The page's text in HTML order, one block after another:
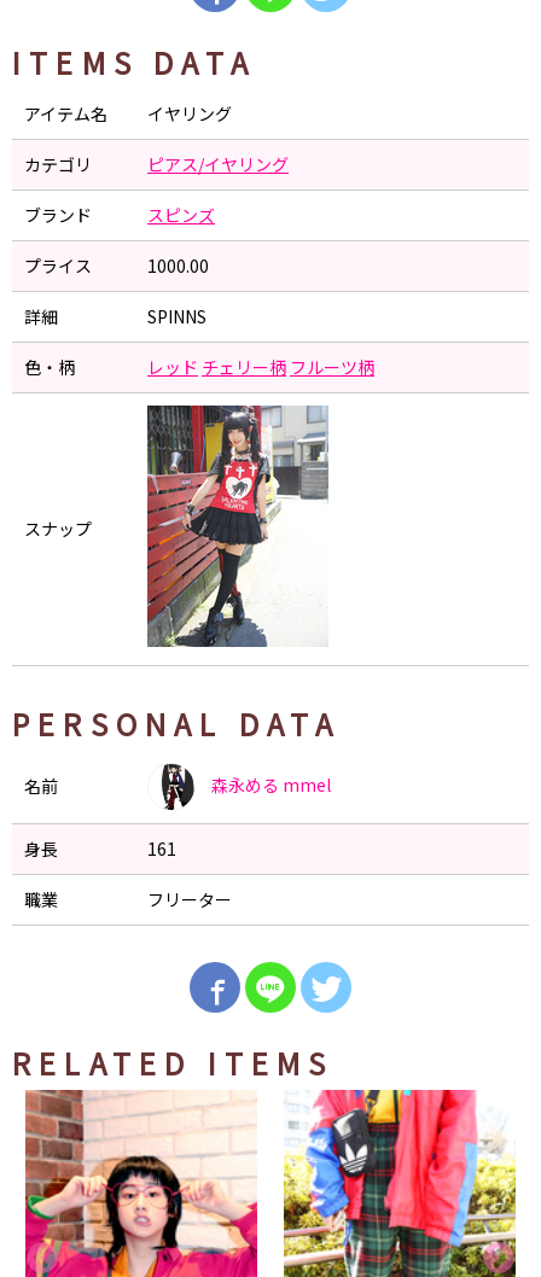
ITEMS DATA
アイテム名 イヤリング
カテゴリ ピアス/イヤリング
ブランド スピンズ
プライス 1000.00
詳細 SPINNS
色・柄 レッド チェリー柄 フルーツ柄
スナップ
PERSONAL DATA
名前 森永める mmel
身長 161
職業 フリーター
RELATED ITEMS